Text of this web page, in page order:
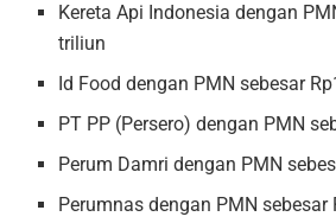
Kereta Api Indonesia dengan
triliun
Id Food dengan PMN sebesar
PT PP (Persero) dengan PMN
Perum Damri dengan PMN
Perumnas dengan PMN sebesar